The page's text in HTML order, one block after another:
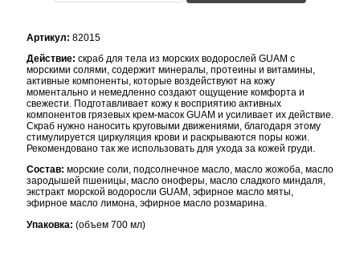
Артикул: 82015
Действие: скраб для тела из морских водорослей GUAM с
морскими солями, содержит минералы, протеины и витамины,
активные компоненты, которые воздействуют на кожу
моментально и немедленно создают ощущение комфорта и
свежести. Подготавливает кожу к восприятию активных
компонентов грязевых крем-масок GUAM и усиливает их действие.
Скраб нужно наносить круговыми движениями, благодаря этому
стимулируется циркуляция крови и раскрываются поры кожи.
Рекомендовано так же использовать для ухода за кожей груди.
Состав: морские соли, подсолнечное масло, масло жожоба, масло
зародышей пшеницы, масло оноферы, масло сладкого миндаля,
экстракт морской водоросли GUAM, эфирное масло мяты,
эфирное масло лимона, эфирное масло розмарина.
Упаковка: (объем 700 мл)